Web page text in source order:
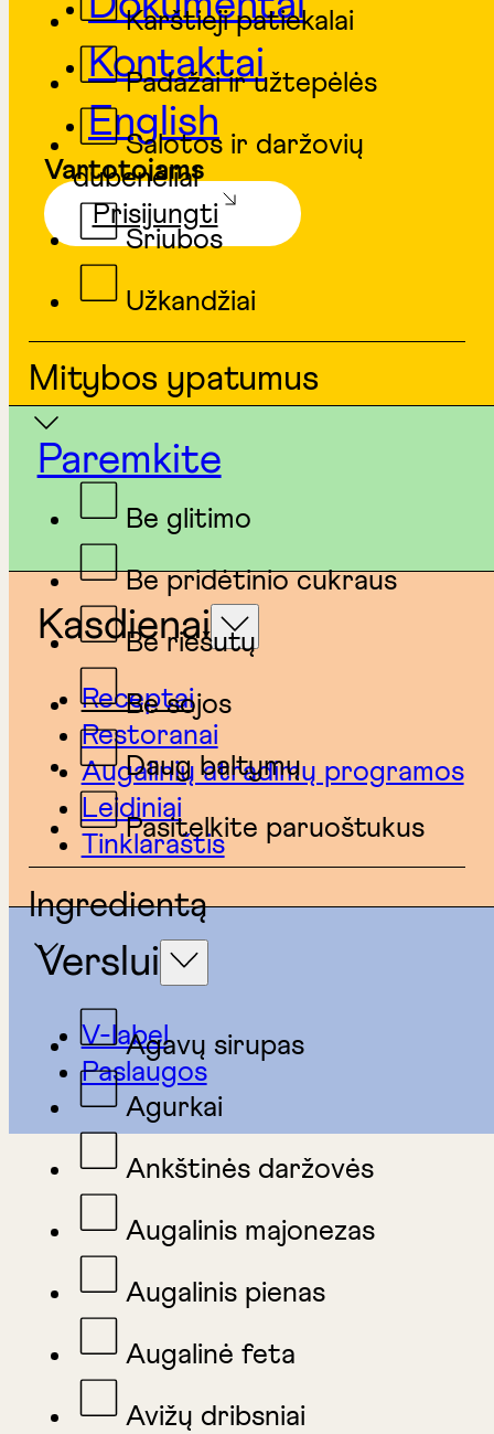
Kontaktai
English
Vartotojams
Prisijungti
Paremkite
Kasdienai
Receptai
Restoranai
Augalinių atradimų programos
Leidiniai
Tinklaraštis
Verslui
V-label
Paslaugos
Karštieji patiekalai
Padažai ir užtepėlės
Salotos ir daržovių
dubenėliai
Sriubos
Užkandžiai
Mitybos ypatumus
Be glitimo
Be pridėtinio cukraus
Be riešutų
Be sojos
Daug baltymų
Pasitelkite paruoštukus
Ingredientą
Agavų sirupas
Agurkai
Ankštinės daržovės
Augalinis majonezas
Augalinis pienas
Augalinė feta
Avižų dribsniai